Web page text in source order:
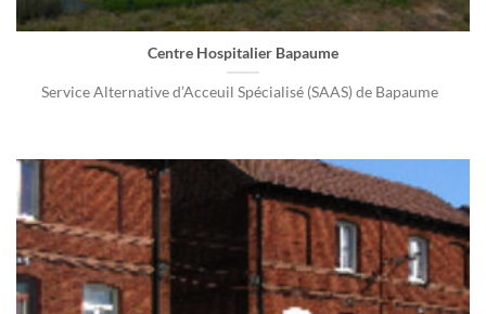
Centre Hospitalier Bapaume
Service Alternative d’Acceuil Spécialisé (SAAS) de Bapaume